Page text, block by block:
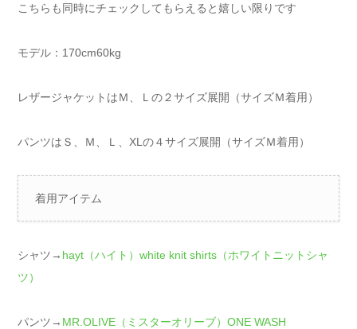
こちらも同時にチェックしてもらえると嬉しい限りです
モデル：170cm60kg
レザージャケットはＭ、Ｌの２サイズ展開（サイズＭ着用）
パンツはＳ、Ｍ、Ｌ、XLの４サイズ展開（サイズＭ着用）
着用アイテム
シャツ→ hayt（ハイト）white knit shirts（ホワイトニットシャ
ツ）
パンツ→ MR.OLIVE（ミスターオリーブ）ONE WASH